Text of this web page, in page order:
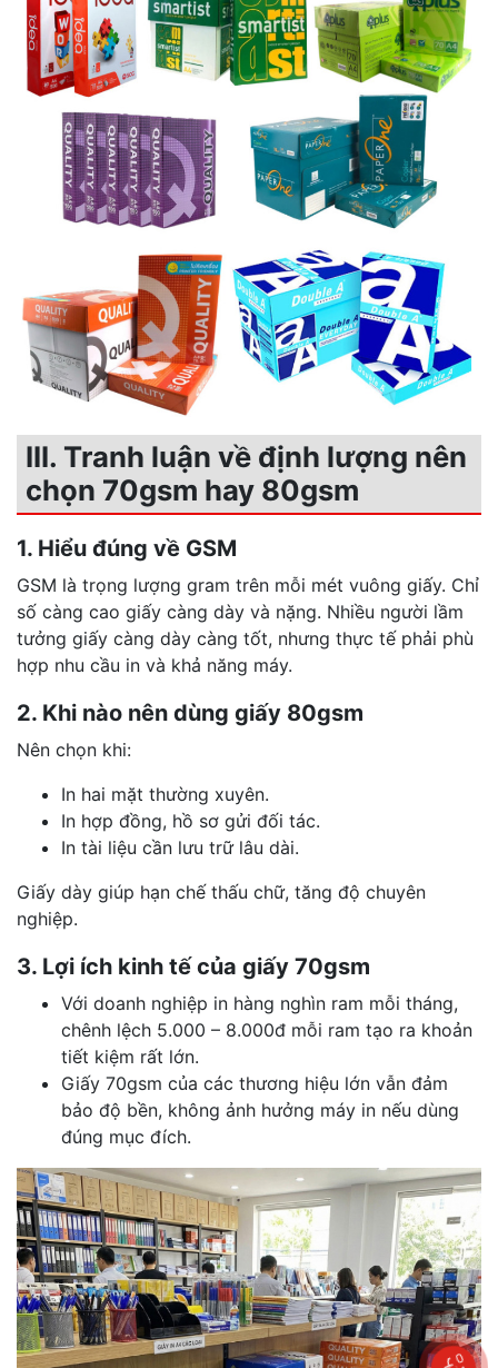
III. Tranh luận về định lượng nên
chọn 70gsm hay 80gsm
1. Hiểu đúng về GSM
GSM là trọng lượng gram trên mỗi mét vuông giấy. Chỉ
số càng cao giấy càng dày và nặng. Nhiều người lầm
tưởng giấy càng dày càng tốt, nhưng thực tế phải phù
hợp nhu cầu in và khả năng máy.
2. Khi nào nên dùng giấy 80gsm
Nên chọn khi:
In hai mặt thường xuyên.
In hợp đồng, hồ sơ gửi đối tác.
In tài liệu cần lưu trữ lâu dài.
Giấy dày giúp hạn chế thấu chữ, tăng độ chuyên
nghiệp.
3. Lợi ích kinh tế của giấy 70gsm
Với doanh nghiệp in hàng nghìn ram mỗi tháng,
chênh lệch 5.000 – 8.000đ mỗi ram tạo ra khoản
tiết kiệm rất lớn.
Giấy 70gsm của các thương hiệu lớn vẫn đảm
bảo độ bền, không ảnh hưởng máy in nếu dùng
đúng mục đích.
0